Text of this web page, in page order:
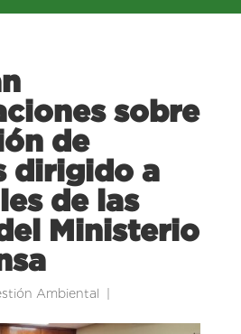
sobre
de
dirigido a
de las
Ministerio
Ambiental